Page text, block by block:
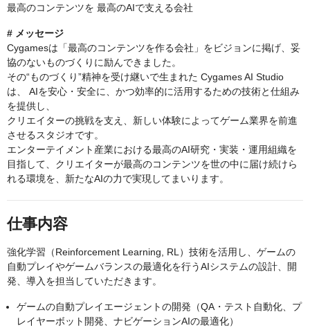
最高のコンテンツを 最高のAIで支える会社
# メッセージ
Cygamesは「最高のコンテンツを作る会社」をビジョンに掲げ、妥
協のないものづくりに励んできました。
その“ものづくり”精神を受け継いで生まれた Cygames AI Studio
は、 AIを安心・安全に、かつ効率的に活用するための技術と仕組み
を提供し、
クリエイターの挑戦を支え、新しい体験によってゲーム業界を前進
させるスタジオです。
エンターテイメント産業における最高のAI研究・実装・運用組織を
目指して、クリエイターが最高のコンテンツを世の中に届け続けら
れる環境を、新たなAIの力で実現してまいります。
仕事内容
強化学習（Reinforcement Learning, RL）技術を活用し、ゲームの
自動プレイやゲームバランスの最適化を行うAIシステムの設計、開
発、導入を担当していただきます。
ゲームの自動プレイエージェントの開発（QA・テスト自動化、プ
レイヤーボット開発、ナビゲーションAIの最適化）